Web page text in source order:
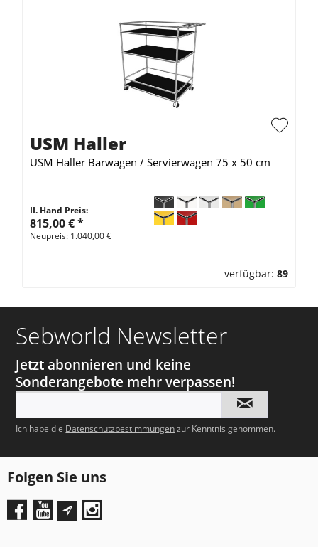
USM Haller
USM Haller Barwagen / Servierwagen 75 x 50 cm
II. Hand Preis:
815,00 €*
Neupreis: 1.040,00 €
verfügbar: 89
Sebworld Newsletter
Jetzt abonnieren und keine
Sonderangebote mehr verpassen!
Ich habe die Datenschutzbestimmungenzur Kenntnis genommen.
Folgen Sie uns